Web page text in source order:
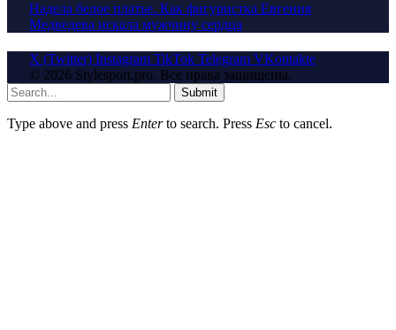
Надела белое платье. Как фигуристка Евгения
Медведева искала мужчину сердца
X (Twitter) Instagram TikTok Telegram VKontakte
© 2026 Stylesport.pro. Все права защищены.
Submit
Type above and press Enterto search. Press Esc to cancel.